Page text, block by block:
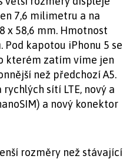
7,6 milimetru a na
x 58,6 mm. Hmotnost
Pod kapotou iPhonu 5 se
kterém zatím víme jen
než předchozí A5.
sítí LTE, nový a
a nový konektor
rozměry než stávající